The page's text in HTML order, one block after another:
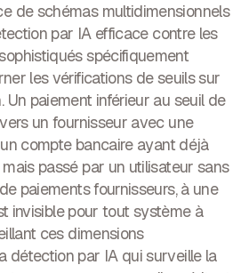
de schémas multidimensionnels
par IA efficace contre les
spécifiquement
les vérifications de seuils sur
Un paiement inférieur au seuil de
un fournisseur avec une
compte bancaire ayant déjà
passé par un utilisateur sans
paiements fournisseurs, à une
invisible pour tout système à
ces dimensions
détection par IA qui surveille la